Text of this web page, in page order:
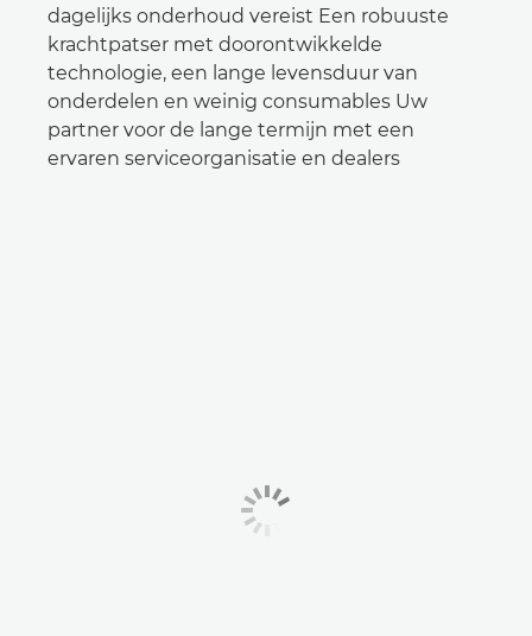
dagelijks onderhoud vereist Een robuuste
krachtpatser met doorontwikkelde
technologie, een lange levensduur van
onderdelen en weinig consumables Uw
partner voor de lange termijn met een
ervaren serviceorganisatie en dealers